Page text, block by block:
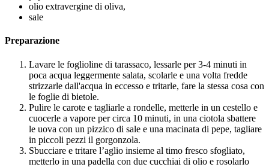
olio extravergine di oliva,
sale
Preparazione
Lavare le foglioline di tarassaco, lessarle per 3-4 minuti in
poca acqua leggermente salata, scolarle e una volta fredde
strizzarle dall'acqua in eccesso e tritarle, fare la stessa cosa con
le foglie di bietole.
Pulire le carote e tagliarle a rondelle, metterle in un cestello e
cuocerle a vapore per circa 10 minuti, in una ciotola sbattere
le uova con un pizzico di sale e una macinata di pepe, tagliare
in piccoli pezzi il gorgonzola.
Sbucciare e tritare l’aglio insieme al timo fresco sfogliato,
metterlo in una padella con due cucchiai di olio e rosolarlo